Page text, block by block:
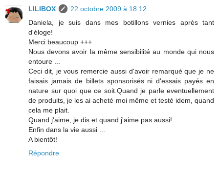
LILIBOX
22 octobre 2009 à 18:12
Daniela, je suis dans mes botillons vernies après tant
d'éloge!
Merci beaucoup +++
Nous devons avoir la même sensibilité au monde qui nous
entoure ...
Ceci dit, je vous remercie aussi d'avoir remarqué que je ne
faisais jamais de billets sponsorisés ni d'essais payés en
nature sur quoi que ce soit.Quand je parle eventuellement
de produits, je les ai acheté moi même et testé idem, quand
cela me plait.
Quand j'aime, je dis et quand j'aime pas aussi!
Enfin dans la vie aussi ...
A bientôt!
Répondre